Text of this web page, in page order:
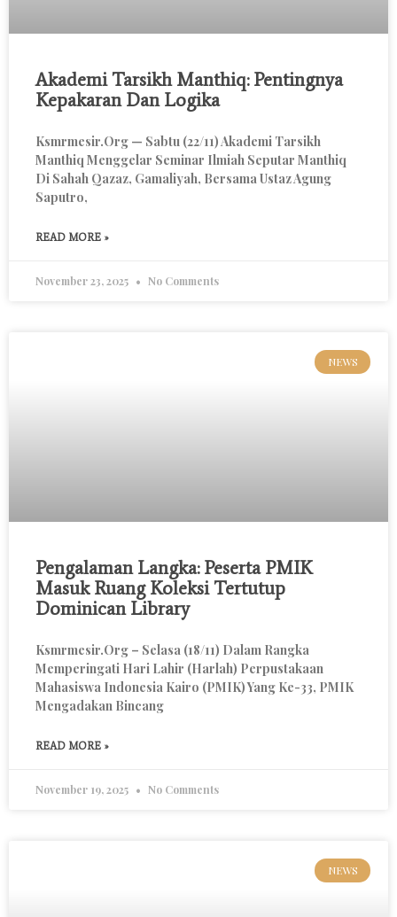
Akademi Tarsikh Manthiq: Pentingnya
Kepakaran Dan Logika
Ksmrmesir.org — Sabtu (22/11) Akademi Tarsikh
Manthiq Menggelar Seminar Ilmiah Seputar Manthiq
Di Sahah Qazaz, Gamaliyah, Bersama Ustaz Agung
Saputro,
READ MORE »
November 23, 2025 No Comments
NEWS
Pengalaman Langka: Peserta PMIK
Masuk Ruang Koleksi Tertutup
Dominican Library
Ksmrmesir.org – Selasa (18/11) Dalam Rangka
Memperingati Hari Lahir (Harlah) Perpustakaan
Mahasiswa Indonesia Kairo (PMIK) Yang Ke-33, PMIK
Mengadakan Bincang
READ MORE »
November 19, 2025 No Comments
NEWS